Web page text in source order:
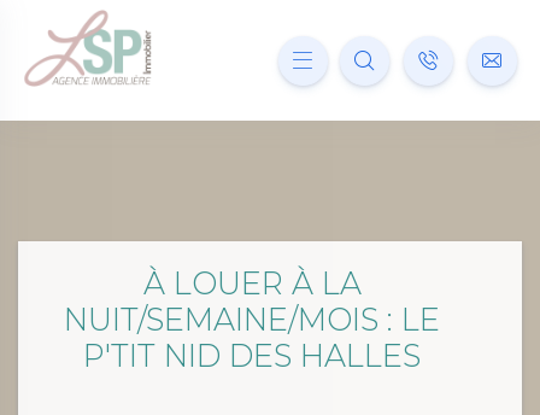
À LOUER À LA
NUIT/SEMAINE/MOIS : LE
P'TIT NID DES HALLES